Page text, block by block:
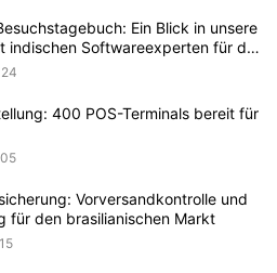
Ein Blick in unsere
indischen Softwareexperten für die
24
400 POS-Terminals bereit für
05
Vorversandkontrolle und
für den brasilianischen Markt
15